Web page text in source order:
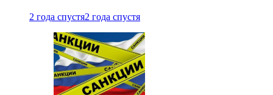
2 года спустя2 года спустя